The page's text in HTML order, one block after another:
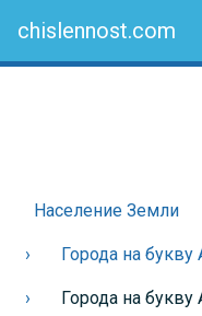
chislennost.com
Население Земли
Города на букву
Города на